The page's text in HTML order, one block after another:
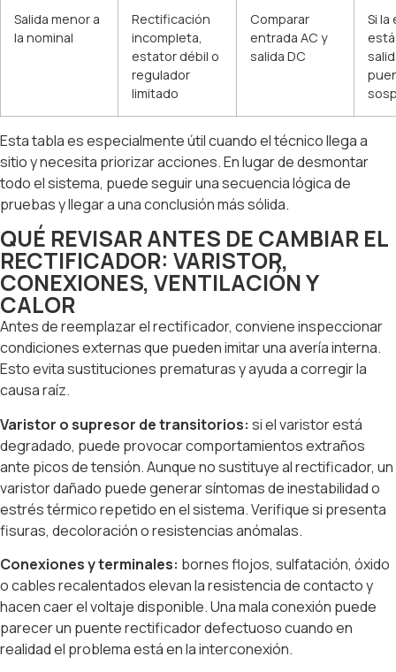
Salida menor a
la nominal
Rectificación
incompleta,
estator débil o
regulador
limitado
Comparar
entrada AC y
salida DC
Si la
Esta tabla es especialmente útil cuando el técnico llega a
sitio y necesita priorizar acciones. En lugar de desmontar
todo el sistema, puede seguir una secuencia lógica de
pruebas y llegar a una conclusión más sólida.
QUÉ REVISAR ANTES DE CAMBIAR EL
RECTIFICADOR: VARISTOR,
CONEXIONES, VENTILACIÓN Y
CALOR
Antes de reemplazar el rectificador, conviene inspeccionar
condiciones externas que pueden imitar una avería interna.
Esto evita sustituciones prematuras y ayuda a corregir la
causa raíz.
Varistor o supresor de transitorios: si el varistor está
degradado, puede provocar comportamientos extraños
ante picos de tensión. Aunque no sustituye al rectificador, un
varistor dañado puede generar síntomas de inestabilidad o
estrés térmico repetido en el sistema. Verifique si presenta
fisuras, decoloración o resistencias anómalas.
Conexiones y terminales: bornes flojos, sulfatación, óxido
o cables recalentados elevan la resistencia de contacto y
hacen caer el voltaje disponible. Una mala conexión puede
parecer un puente rectificador defectuoso cuando en
realidad el problema está en la interconexión.